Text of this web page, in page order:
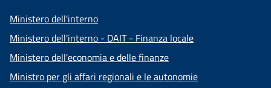
Ministero dell'interno
Ministero dell'interno - DAIT - Finanza locale
Ministero dell'economia e delle finanze
Ministro per gli affari regionali e le autonomie